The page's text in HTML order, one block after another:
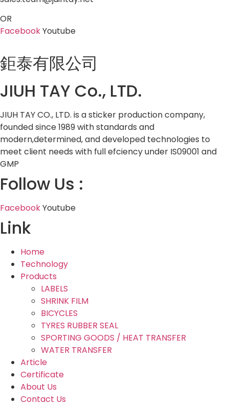
OR
FacebookYoutube
鉅泰有限公司
JIUH TAY Co., LTD.
JIUH TAY CO., LTD. is a sticker production company,
founded since 1989 with standards and
modern,determined, and developed technologies to
meet client needs with full efciency under IS09001 and
GMP
Follow Us :
FacebookYoutube
Link
Home
Technology
Products
LABELS
SHRINK FILM
BICYCLES
TYRES RUBBER SEAL
SPORTING GOODS / HEAT TRANSFER
WATER TRANSFER
Article
Certificate
About Us
Contact Us